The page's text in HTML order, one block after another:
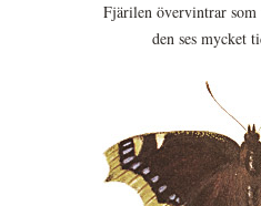
Fjärilen övervintrar
den ses mycket